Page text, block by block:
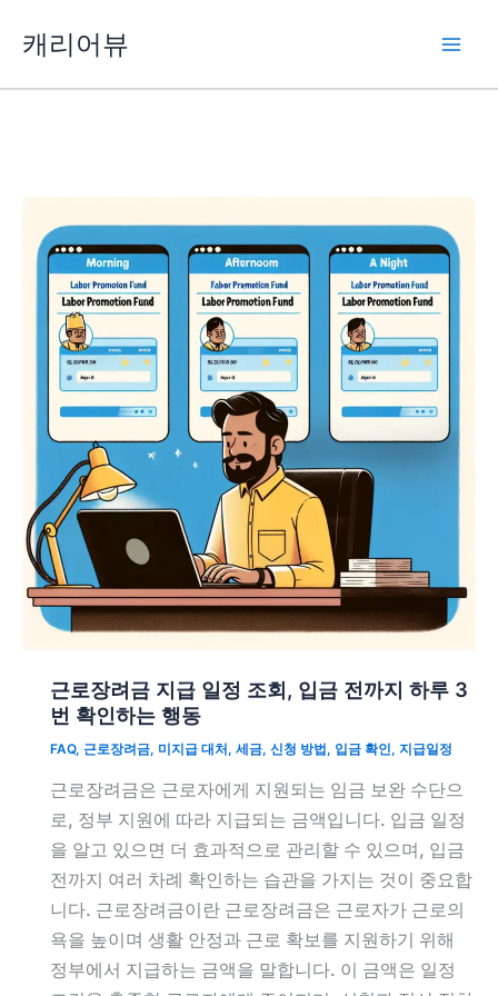
캐리어뷰
근로장려금 지급 일정 조회, 입금 전까지 하루 3
번 확인하는 행동
FAQ, 근로장려금, 미지급 대처 , 세금, 신청 방법 , 입금 확인, 지급일정
근로장려금은 근로자에게 지원되는 임금 보완 수단으
로, 정부 지원에 따라 지급되는 금액입니다. 입금 일정
을 알고 있으면 더 효과적으로 관리할 수 있으며, 입금
전까지 여러 차례 확인하는 습관을 가지는 것이 중요합
니다. 근로장려금이란 근로장려금은 근로자가 근로의
욕을 높이며 생활 안정과 근로 확보를 지원하기 위해
정부에서 지급하는 금액을 말합니다. 이 금액은 일정